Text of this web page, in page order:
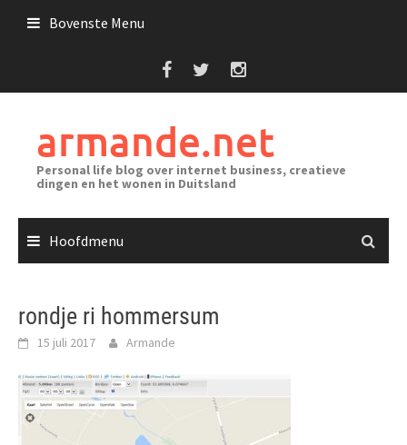
Bovenste Menu
armande.net
Personal life blog over internet business, creatieve
dingen en het wonen in Duitsland
Hoofdmenu
rondje ri hommersum
15 juli 2017 Armande